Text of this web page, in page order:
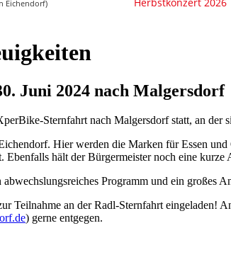
Juni 2024 nach Malgersdorf
Sternfahrt nach Malgersdorf statt, an der
Hier werden die Marken für Essen
Ebenfalls hält der Bürgermeister noch eine
Programm und ein großes
Teilnahme an der Radl-Sternfahrt eingeladen!
) gerne entgegen.